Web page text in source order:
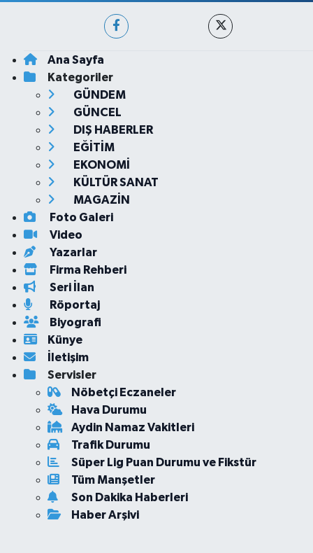
Ana Sayfa
Kategoriler
GÜNDEM
GÜNCEL
DIŞ HABERLER
EĞİTİM
EKONOMİ
KÜLTÜR SANAT
MAGAZİN
Foto Galeri
Video
Yazarlar
Firma Rehberi
Seri İlan
Röportaj
Biyografi
Künye
İletişim
Servisler
Nöbetçi Eczaneler
Hava Durumu
Aydin Namaz Vakitleri
Trafik Durumu
Süper Lig Puan Durumu ve Fikstür
Tüm Manşetler
Son Dakika Haberleri
Haber Arşivi